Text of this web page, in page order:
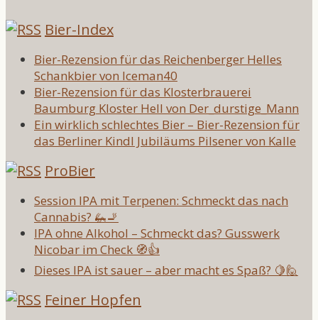
Bier-Index
Bier-Rezension für das Reichenberger Helles
Schankbier von Iceman40
Bier-Rezension für das Klosterbrauerei
Baumburg Kloster Hell von Der_durstige_Mann
Ein wirklich schlechtes Bier – Bier-Rezension für
das Berliner Kindl Jubiläums Pilsener von Kalle
ProBier
Session IPA mit Terpenen: Schmeckt das nach
Cannabis? 🦗🚬
IPA ohne Alkohol – Schmeckt das? Gusswerk
Nicobar im Check 🧭👍
Dieses IPA ist sauer – aber macht es Spaß? 🍋🙋
Feiner Hopfen